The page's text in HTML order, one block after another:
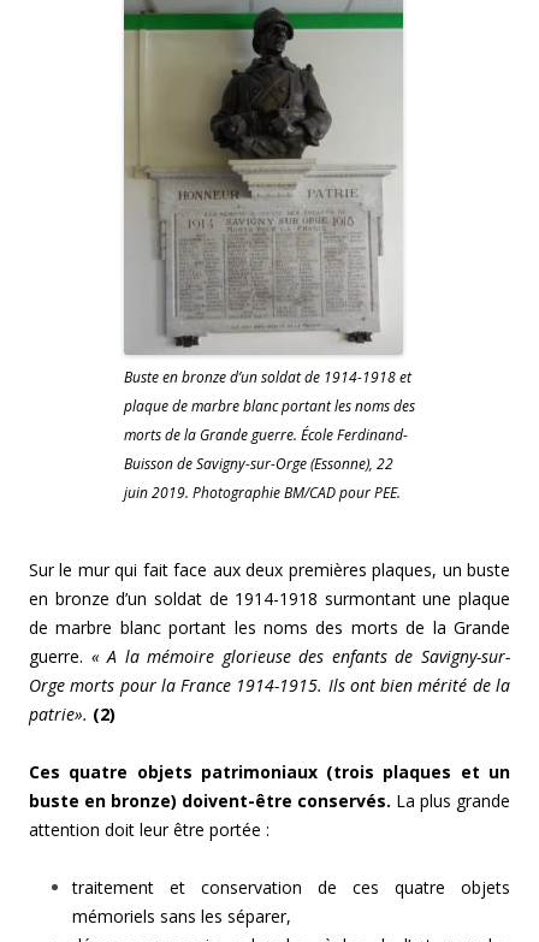
Buste en bronze d’un soldat de 1914-1918 et
plaque de marbre blanc portant les noms des
morts de la Grande guerre. École Ferdinand-
Buisson de Savigny-sur-Orge (Essonne), 22
juin 2019. Photographie BM/CAD pour PEE.
Sur le mur qui fait face aux deux premières plaques, un buste
en bronze d’un soldat de 1914-1918 surmontant une plaque
de marbre blanc portant les noms des morts de la Grande
guerre. « A la mémoire glorieuse des enfants de Savigny-sur-
Orge morts pour la France 1914-1915. Ils ont bien mérité de la
patrie». (2)
Ces quatre objets patrimoniaux (trois plaques et un
buste en bronze) doivent-être conservés. La plus grande
attention doit leur être portée :
traitement et conservation de ces quatre objets
mémoriels sans les séparer,